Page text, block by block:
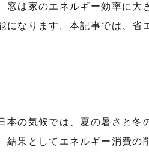
は家のエネルギー効率に大
なります。本記事では、省
の気候では、夏の暑さと冬
果としてエネルギー消費の